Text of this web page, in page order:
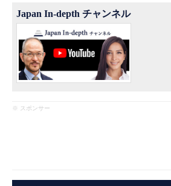
Japan In-depth チャンネル
※ スポンサー